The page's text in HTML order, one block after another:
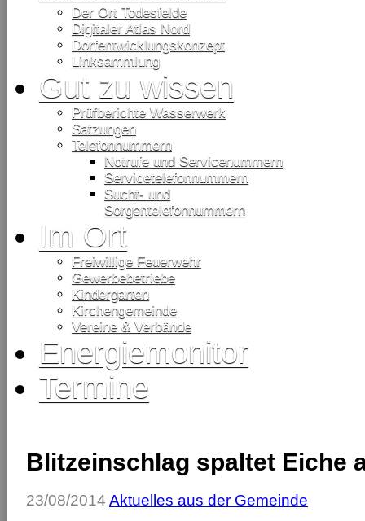
Der Ort Todesfelde
Digitaler Atlas Nord
Dorfentwicklungskonzept
Linksammlung
Gut zu wissen
Prüfberichte Wasserwerk
Satzungen
Telefonnummern
Notrufe und Servicenummern
Servicetelefonnummern
Sucht- und
Sorgentelefonnummern
Im Ort
Freiwillige Feuerwehr
Gewerbebetriebe
Kindergarten
Kirchengemeinde
Vereine & Verbände
Energiemonitor
Termine
Blitzeinschlag spaltet Eiche
23/08/2014 Aktuelles aus der Gemeinde